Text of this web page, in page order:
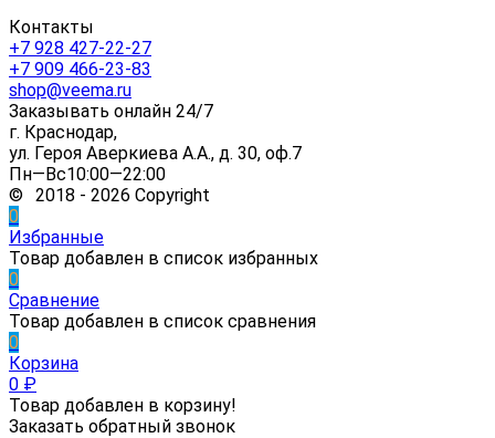
Контакты
+7 928 427-22-27
+7 909 466-23-83
shop@veema.ru
Заказывать онлайн 24/7
г. Краснодар,
ул. Героя Аверкиева А.А., д. 30, оф.7
Пн—Вс10:00—22:00
© 2018 - 2026 Copyright
0
Избранные
Товар добавлен в список избранных
0
Сравнение
Товар добавлен в список сравнения
0
Корзина
0 ₽
Товар добавлен в корзину!
Заказать обратный звонок